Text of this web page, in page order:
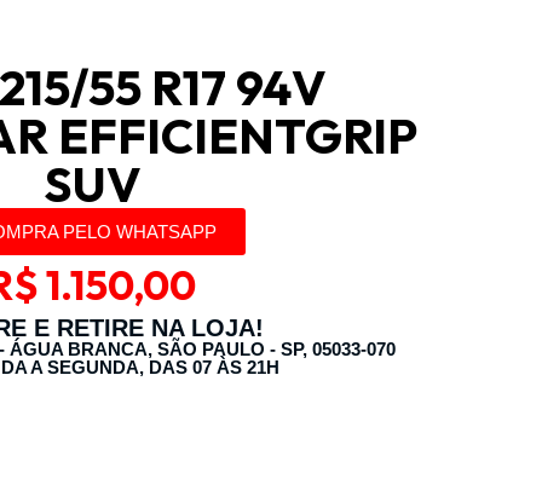
55 R17 94V
EFFICIENTGRIP
SUV
PELO WHATSAPP
1.150,00
E RETIRE NA LOJA!
ÁGUA BRANCA, SÃO PAULO - SP, 05033-070
A SEGUNDA, DAS 07 ÀS 21H